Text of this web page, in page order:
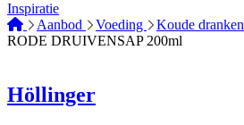
Inspiratie
Aanbod
Voeding Koude dranken
RODE DRUIVENSAP 200ml
Höllinger